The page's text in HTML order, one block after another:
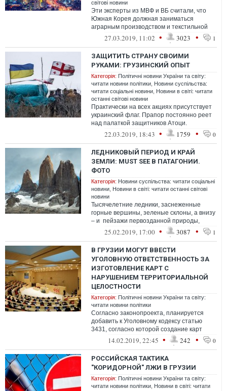
світові новини
Эти эксперты из МВФ и ВБ считали, что
Южная Корея должная заниматься
аграрным производством и текстильной
промышленностью. Это было логично, так
27.03.2019, 11:02 • 3023 • 1
ЗАЩИТИТЬ СТРАНУ СВОИМИ
РУКАМИ: ГРУЗИНСКИЙ ОПЫТ
Категорія: Політичні новини України та світу:
читати новини політики Новини суспільства:
читати соціальні новини Новини в світі: читати
останні світові новини
Практически на всех акциях присутствует
украинский флаг. Прапор постоянно реет
над палаткой защитников Атоци.
Участники движения уверены в том, что
22.03.2019, 18:43 • 1759 • 0
ЛЕДНИКОВЫЙ ПЕРИОД И КРАЙ
ЗЕМЛИ: MUST SEE В ПАТАГОНИИ.
ФОТО
Категорія: Новини суспільства: читати соціальні
новини Новини в світі: читати останні світові
новини
Тысячелетние ледники, заснеженные
горные вершины, зеленые склоны, а внизу
– и пейзажи первозданной природы,
которые заставляют путешественников
25.02.2019, 17:00 • 3087 • 1
В ГРУЗИИ МОГУТ ВВЕСТИ
УГОЛОВНУЮ ОТВЕТСТВЕННОСТЬ ЗА
ИЗГОТОВЛЕНИЕ КАРТ С
НАРУШЕНИЕМ ТЕРРИТОРИАЛЬНОЙ
ЦЕЛОСТНОСТИ
Категорія: Політичні новини України та світу:
читати новини політики
Согласно законопроекта, планируется
добавить к Уголовному кодексу статью
3431, согласно которой создание карт
Грузии с нарушением территориальной
14.02.2019, 22:45 • 242 • 0
РОССИЙСКАЯ ТАКТИКА
"КОРИДОРНОЙ" ЛЖИ В ГРУЗИИ
Категорія: Політичні новини України та світу:
читати новини політики Новини в світі: читати